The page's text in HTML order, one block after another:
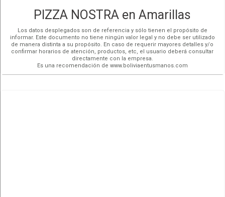
PIZZA NOSTRA en Amarillas
Los datos desplegados son de referencia y sólo tienen el propósito de
informar. Este documento no tiene ningún valor legal y no debe ser utilizado
de manera distinta a su propósito. En caso de requerir mayores detalles y/o
confirmar horarios de atención, productos, etc, el usuario deberá consultar
directamente con la empresa.
Es una recomendación de www.boliviaentusmanos.com